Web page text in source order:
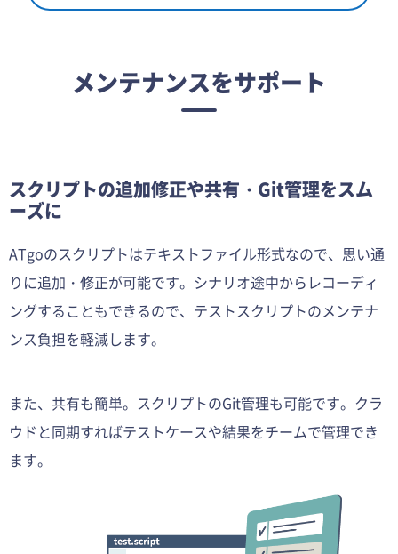
メンテナンスをサポート
スクリプトの追加修正や共有・Git管理をスム
ーズに
ATgoのスクリプトはテキストファイル形式なので、思い通
りに追加・修正が可能です。シナリオ途中からレコーディ
ングすることもできるので、テストスクリプトのメンテナ
ンス負担を軽減します。
また、共有も簡単。スクリプトのGit管理も可能です。クラ
ウドと同期すればテストケースや結果をチームで管理でき
ます。​